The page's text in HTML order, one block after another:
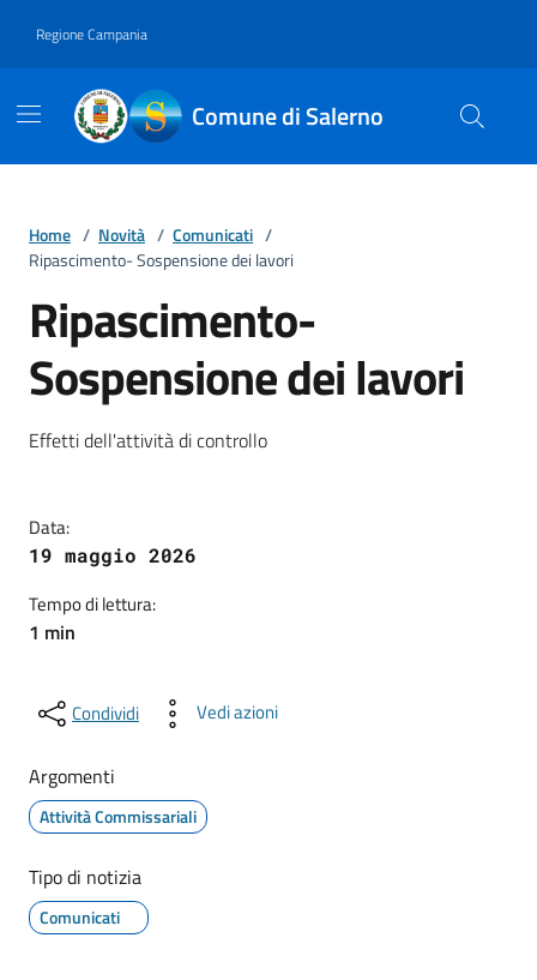
Regione Campania
Comune di Salerno
Home / Novità / Comunicati /
Ripascimento- Sospensione dei lavori
Ripascimento-
Sospensione dei lavori
Dettagli della notizia
Effetti dell'attività di controllo
Data:
19 maggio 2026
Tempo di lettura:
1 min
Condividi Vedi azioni
Argomenti
Attività Commissariali
Tipo di notizia
Comunicati